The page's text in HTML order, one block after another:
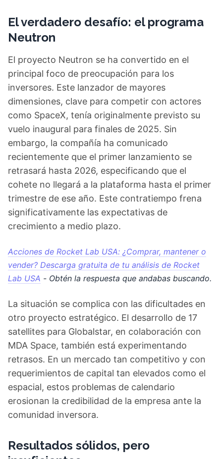
El verdadero desafío: el programa
Neutron
El proyecto Neutron se ha convertido en el
principal foco de preocupación para los
inversores. Este lanzador de mayores
dimensiones, clave para competir con actores
como SpaceX, tenía originalmente previsto su
vuelo inaugural para finales de 2025. Sin
embargo, la compañía ha comunicado
recientemente que el primer lanzamiento se
retrasará hasta 2026, especificando que el
cohete no llegará a la plataforma hasta el primer
trimestre de ese año. Este contratiempo frena
significativamente las expectativas de
crecimiento a medio plazo.
Acciones de Rocket Lab USA: ¿Comprar, mantener o
vender? Descarga gratuita de tu análisis de Rocket
Lab USA - Obtén la respuesta que andabas buscando.
La situación se complica con las dificultades en
otro proyecto estratégico. El desarrollo de 17
satellites para Globalstar, en colaboración con
MDA Space, también está experimentando
retrasos. En un mercado tan competitivo y con
requerimientos de capital tan elevados como el
espacial, estos problemas de calendario
erosionan la credibilidad de la empresa ante la
comunidad inversora.
Resultados sólidos, pero